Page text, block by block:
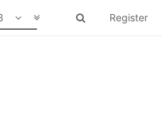
Register